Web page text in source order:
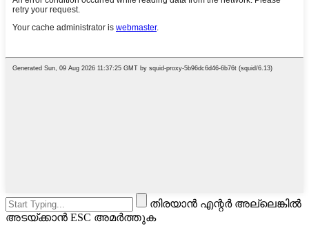
തിരയാൻ എന്റർ അല്ലെങ്കിൽ
അടയ്ക്കാൻ ESC അമർത്തുക